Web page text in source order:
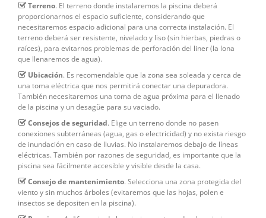
Terreno. El terreno donde instalaremos la piscina deberá
proporcionarnos el espacio suficiente, considerando que
necesitaremos espacio adicional para una correcta instalación. El
terreno deberá ser resistente, nivelado y liso (sin hierbas, piedras o
raíces), para evitarnos problemas de perforación del liner (la lona
que llenaremos de agua).
Ubicación. Es recomendable que la zona sea soleada y cerca de
una toma eléctrica que nos permitirá conectar una depuradora.
También necesitaremos una toma de agua próxima para el llenado
de la piscina y un desagüe para su vaciado.
Consejos de seguridad. Elige un terreno donde no pasen
conexiones subterráneas (agua, gas o electricidad) y no exista riesgo
de inundación en caso de lluvias. No instalaremos debajo de líneas
eléctricas. También por razones de seguridad, es importante que la
piscina sea fácilmente accesible y visible desde la casa.
Consejo de mantenimiento. Selecciona una zona protegida del
viento y sin muchos árboles (evitaremos que las hojas, polen e
insectos se depositen en la piscina).